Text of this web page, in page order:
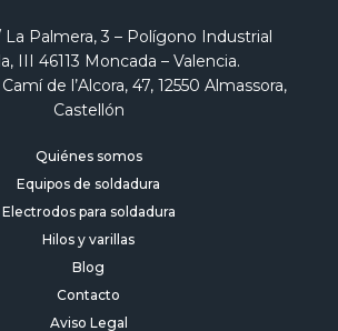
Quiénes somos
Equipos de soldadura
Electrodos para soldadura
Hilos y varillas
Blog
Contacto
Aviso Legal
La Palmera, 3 – Polígono Industrial
III 46113 Moncada – Valencia.
de l’Alcora, 47, 12550 Almassora,
Castellón